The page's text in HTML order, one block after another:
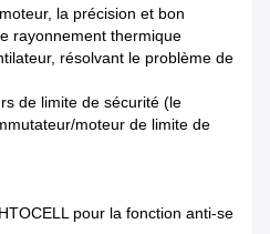
la précision et bon
rayonnement thermique
résolvant le problème de
de limite de sécurité (le
moteur de limite de
pour la fonction anti-se